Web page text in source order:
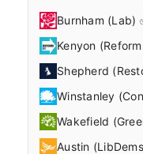
Burnham (Lab)
Kenyon
Shepherd
Winstanley
Wakefield
Austin